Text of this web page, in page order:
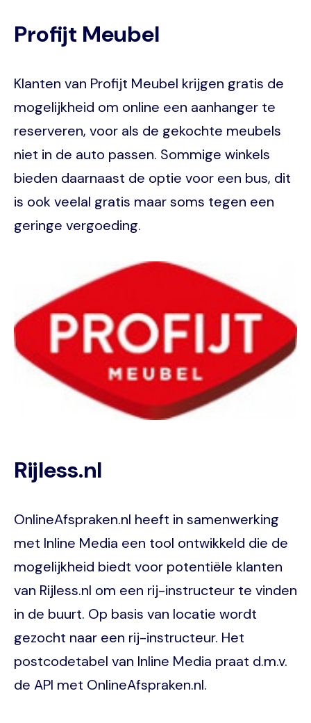
Profijt Meubel
Klanten van Profijt Meubel krijgen gratis de
mogelijkheid om online een aanhanger te
reserveren, voor als de gekochte meubels
niet in de auto passen. Sommige winkels
bieden daarnaast de optie voor een bus, dit
is ook veelal gratis maar soms tegen een
geringe vergoeding.
Rijless.nl
OnlineAfspraken.nl heeft in samenwerking
met Inline Media een tool ontwikkeld die de
mogelijkheid biedt voor potentiële klanten
van Rijless.nl om een rij-instructeur te vinden
in de buurt. Op basis van locatie wordt
gezocht naar een rij-instructeur. Het
postcodetabel van Inline Media praat d.m.v.
de API met OnlineAfspraken.nl.